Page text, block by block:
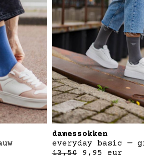
damessokken
everyday basic —
13,50
9,95 eur